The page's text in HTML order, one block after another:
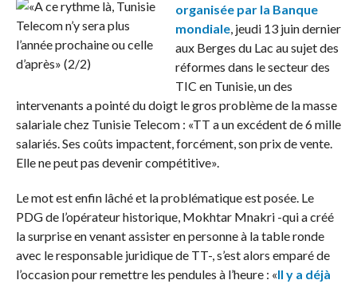
organisée par la Banque
mondiale, jeudi 13 juin dernier
aux Berges du Lac au sujet des
réformes dans le secteur des
TIC en Tunisie, un des
intervenants a pointé du doigt le gros problème de la masse
salariale chez Tunisie Telecom : «TT a un excédent de 6 mille
salariés. Ses coûts impactent, forcément, son prix de vente.
Elle ne peut pas devenir compétitive».
Le mot est enfin lâché et la problématique est posée. Le
PDG de l’opérateur historique, Mokhtar Mnakri -qui a créé
la surprise en venant assister en personne à la table ronde
avec le responsable juridique de TT-, s’est alors emparé de
l’occasion pour remettre les pendules à l’heure : «Il y a déjà